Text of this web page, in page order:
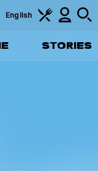
STORIES
English